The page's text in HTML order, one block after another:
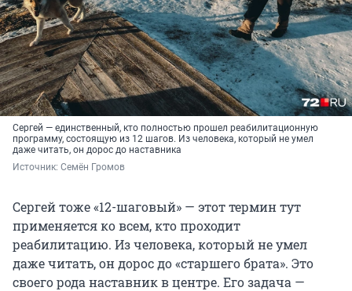
Сергей — единственный, кто полностью прошел реабилитационную
программу, состоящую из 12 шагов. Из человека, который не умел
даже читать, он дорос до наставника
Источник: Семён Громов
Сергей тоже «12-шаговый» — этот термин тут
применяется ко всем, кто проходит
реабилитацию. Из человека, который не умел
даже читать, он дорос до «старшего брата». Это
своего рода наставник в центре. Его задача —